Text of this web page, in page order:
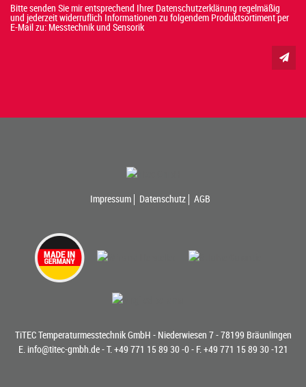
Bitte senden Sie mir entsprechend Ihrer Datenschutzerklärung regelmäßig
und jederzeit widerruflich Informationen zu folgendem Produktsortiment per
E-Mail zu: Messtechnik und Sensorik
Impressum Datenschutz AGB
TiTEC Temperaturmesstechnik GmbH - Niederwiesen 7 - 78199 Bräunlingen
E. info@titec-gmbh.de- T. +49 771 15 89 30 -0- F. +49 771 15 89 30 -121